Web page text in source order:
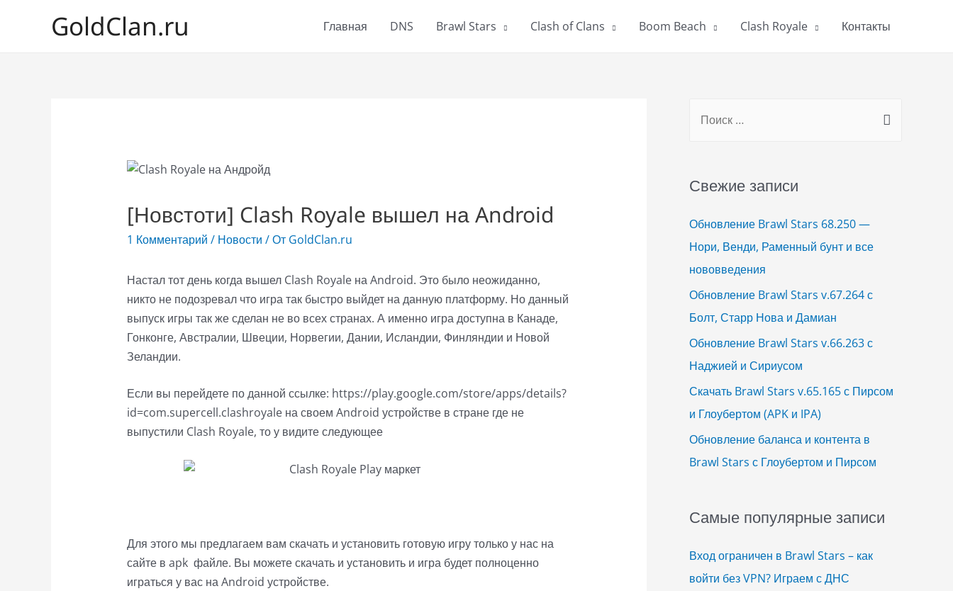
GoldClan.ru Главная DNS Brawl Stars Clash of Clans Boom Beach Clash Royale Контакты
[Новстоти] Clash Royale вышел на Android
1 Комментарий / Новости / От GoldClan.ru
Настал тот день когда вышел Clash Royale на Android. Это было неожиданно,
никто не подозревал что игра так быстро выйдет на данную платформу. Но данный
выпуск игры так же сделан не во всех странах. А именно игра доступна в Канаде,
Гонконге, Австралии, Швеции, Норвегии, Дании, Исландии, Финляндии и Новой
Зеландии.
Если вы перейдете по данной ссылке: https://play.google.com/store/apps/details?
id=com.supercell.clashroyale на своем Android устройстве в стране где не
выпустили Clash Royale, то у видите следующее
Для этого мы предлагаем вам скачать и установить готовую игру только у нас на
сайте в apk файле. Вы можете скачать и установить и игра будет полноценно
играться у вас на Android устройстве.
r
h
f
o
r
:
Свежие записи
Обновление Brawl Stars 68.250 —
Нори, Венди, Раменный бунт и все
нововведения
Обновление Brawl Stars v.67.264 с
Болт, Старр Нова и Дамиан
Обновление Brawl Stars v.66.263 с
Наджией и Сириусом
Скачать Brawl Stars v.65.165 с Пирсом
и Глоубертом (APK и IPA)
Обновление баланса и контента в
Brawl Stars с Глоубертом и Пирсом
Самые популярные записи
Вход ограничен в Brawl Stars – как
войти без VPN? Играем с ДНС